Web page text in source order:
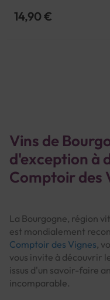
14,90 €
Vins de
d'exception à
Comptoir des
La Bourgogne, région
est mondialement
Comptoir des Vignes,
vous invite à découvrir
issus d'un savoir-faire
incomparable.